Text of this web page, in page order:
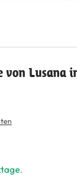
von Lusana